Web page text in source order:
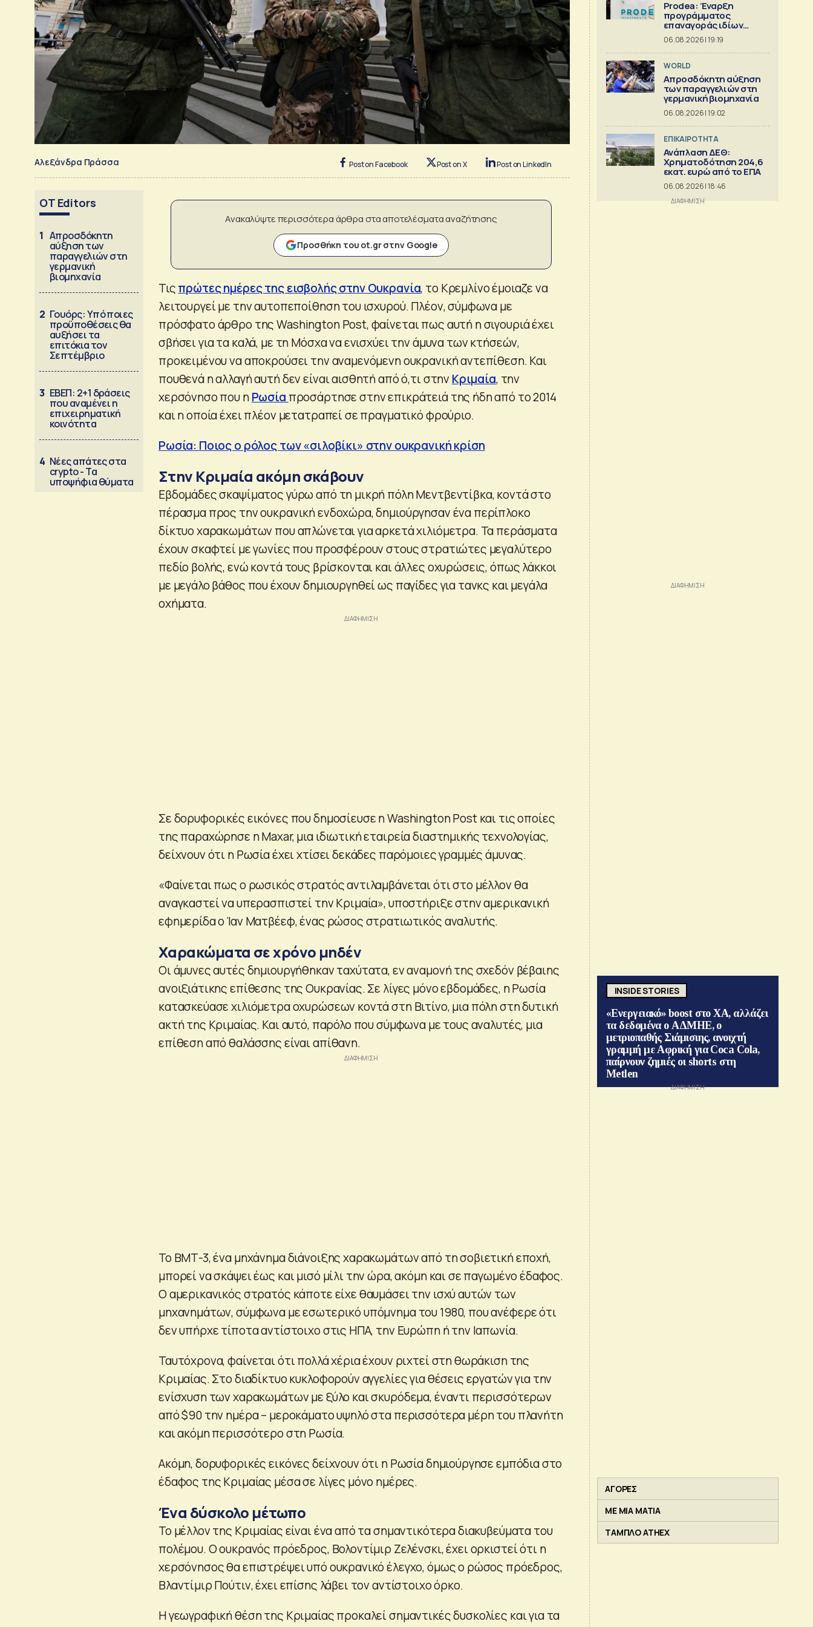
Αλεξάνδρα Πράσσα Post on Facebook Post on X Post on LinkedIn
OT Editors
1 Απροσδόκητη
αύξηση των
παραγγελιών στη
γερμανική
βιομηχανία
2 Γουόρς: Υπό ποιες
προϋποθέσεις θα
αυξήσει τα
επιτόκια τον
Σεπτέμβριο
3 ΕΒΕΠ: 2+1 δράσεις
που αναμένει η
επιχειρηματική
κοινότητα
4 Νέες απάτες στα
crypto - Τα
υποψήφια θύματα
Ανακαλύψτε περισσότερα άρθρα στα αποτελέσματα αναζήτησης
Προσθήκη του ot.gr στην Google
Τιςπρώτες ημέρες της εισβολής στην Ουκρανία, το Κρεμλίνο έμοιαζε να
λειτουργεί με την αυτοπεποίθηση του ισχυρού. Πλέον, σύμφωνα με
πρόσφατο άρθρο της Washington Post, φαίνεται πως αυτή η σιγουριά έχει
σβήσει για τα καλά, με τη Μόσχα να ενισχύει την άμυνα των κτήσεών,
προκειμένου να αποκρούσει την αναμενόμενη ουκρανική αντεπίθεση. Και
πουθενά η αλλαγή αυτή δεν είναι αισθητή από ό,τι στην Κριμαία, την
χερσόνησο που ηΡωσία προσάρτησε στην επικράτειά της ήδη από το 2014
και η οποία έχει πλέον μετατραπεί σε πραγματικό φρούριο.
Ρωσία: Ποιος ο ρόλος των «σιλοβίκι» στην ουκρανική κρίση
Στην Κριμαία ακόμη σκάβουν
Εβδομάδες σκαψίματος γύρω από τη μικρή πόλη Μεντβεντίβκα, κοντά στο
πέρασμα προς την ουκρανική ενδοχώρα, δημιούργησαν ένα περίπλοκο
δίκτυο χαρακωμάτων που απλώνεται για αρκετά χιλιόμετρα. Τα περάσματα
έχουν σκαφτεί με γωνίες που προσφέρουν στους στρατιώτες μεγαλύτερο
πεδίο βολής, ενώ κοντά τους βρίσκονται και άλλες οχυρώσεις, όπως λάκκοι
με μεγάλο βάθος που έχουν δημιουργηθεί ως παγίδες για τανκς και μεγάλα
οχήματα.
Σε δορυφορικές εικόνες που δημοσίευσε η Washington Post και τις οποίες
της παραχώρησε η Maxar, μια ιδιωτική εταιρεία διαστημικής τεχνολογίας,
δείχνουν ότι η Ρωσία έχει χτίσει δεκάδες παρόμοιες γραμμές άμυνας.
«Φαίνεται πως ο ρωσικός στρατός αντιλαμβάνεται ότι στο μέλλον θα
αναγκαστεί να υπερασπιστεί την Κριμαία», υποστήριξε στην αμερικανική
εφημερίδα ο Ίαν Ματβέεφ, ένας ρώσος στρατιωτικός αναλυτής.
Χαρακώματα σε χρόνο μηδέν
Οι άμυνες αυτές δημιουργήθηκαν ταχύτατα, εν αναμονή της σχεδόν βέβαιης
ανοιξιάτικης επίθεσης της Ουκρανίας. Σε λίγες μόνο εβδομάδες, η Ρωσία
κατασκεύασε χιλιόμετρα οχυρώσεων κοντά στη Βιτίνο, μια πόλη στη δυτική
ακτή της Κριμαίας. Και αυτό, παρόλο που σύμφωνα με τους αναλυτές, μια
επίθεση από θαλάσσης είναι απίθανη.
Το ΒΜΤ-3, ένα μηχάνημα διάνοιξης χαρακωμάτων από τη σοβιετική εποχή,
μπορεί να σκάψει έως και μισό μίλι την ώρα, ακόμη και σε παγωμένο έδαφος.
Ο αμερικανικός στρατός κάποτε είχε θαυμάσει την ισχύ αυτών των
μηχανημάτων, σύμφωνα με εσωτερικό υπόμνημα του 1980, που ανέφερε ότι
δεν υπήρχε τίποτα αντίστοιχο στις ΗΠΑ, την Ευρώπη ή την Ιαπωνία.
Ταυτόχρονα, φαίνεται ότι πολλά χέρια έχουν ριχτεί στη θωράκιση της
Κριμαίας. Στο διαδίκτυο κυκλοφορούν αγγελίες για θέσεις εργατών για την
ενίσχυση των χαρακωμάτων με ξύλο και σκυρόδεμα, έναντι περισσότερων
από $90 την ημέρα – μεροκάματο υψηλό στα περισσότερα μέρη του πλανήτη
και ακόμη περισσότερο στη Ρωσία.
Ακόμη, δορυφορικές εικόνες δείχνουν ότι η Ρωσία δημιούργησε εμπόδια στο
έδαφος της Κριμαίας μέσα σε λίγες μόνο ημέρες.
Ένα δύσκολο μέτωπο
Το μέλλον της Κριμαίας είναι ένα από τα σημαντικότερα διακυβεύματα του
πολέμου. Ο ουκρανός πρόεδρος, Βολοντίμιρ Ζελένσκι, έχει ορκιστεί ότι η
χερσόνησος θα επιστρέψει υπό ουκρανικό έλεγχο, όμως ο ρώσος πρόεδρος,
Βλαντίμιρ Πούτιν, έχει επίσης λάβει τον αντίστοιχο όρκο.
Η γεωγραφική θέση της Κριμαίας προκαλεί σημαντικές δυσκολίες και για τα
Prodea: Έναρξη
προγράμματος
επαναγοράς ιδίων
μετοχών
06.08.2026 | 19:19
WORLD
Απροσδόκητη αύξηση
των παραγγελιών στη
γερμανική βιομηχανία
06.08.2026 | 19:02
ΕΠΙΚΑΙΡΟΤΗΤΑ
Ανάπλαση ΔΕΘ:
Χρηματοδότηση 204,6
εκατ. ευρώ από το ΕΠΑ
06.08.2026 | 18:46
INSIDE STORIES
«Ενεργειακό» boost στο ΧΑ, αλλάζει
τα δεδομένα ο ΑΔΜΗΕ, ο
μετριοπαθής Σιάμισιης, ανοιχτή
γραμμή με Αφρική για Coca Cola,
παίρνουν ζημιές οι shorts στη
Metlen
ΑΓΟΡΕΣ
ΜΕ ΜΙΑ ΜΑΤΙΑ
ΤΑΜΠΛΟ ATHEX